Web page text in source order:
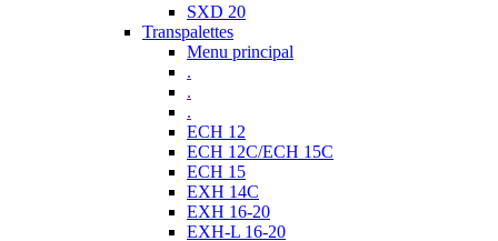
SXD 20
Transpalettes
Menu principal
.
.
.
ECH 12
ECH 12C/ECH 15C
ECH 15
EXH 14C
EXH 16-20
EXH-L 16-20